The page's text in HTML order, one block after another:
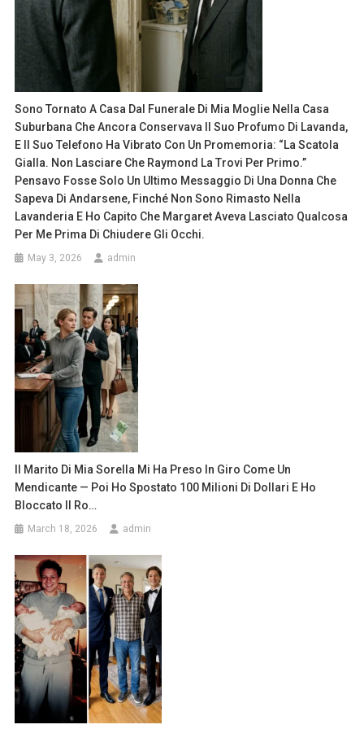
Sono Tornato A Casa Dal Funerale Di Mia Moglie Nella Casa
Suburbana Che Ancora Conservava Il Suo Profumo Di Lavanda,
E Il Suo Telefono Ha Vibrato Con Un Promemoria: “La Scatola
Gialla. Non Lasciare Che Raymond La Trovi Per Primo.”
Pensavo Fosse Solo Un Ultimo Messaggio Di Una Donna Che
Sapeva Di Andarsene, Finché Non Sono Rimasto Nella
Lavanderia E Ho Capito Che Margaret Aveva Lasciato Qualcosa
Per Me Prima Di Chiudere Gli Occhi.
May 3, 2026 admin
Il Marito Di Mia Sorella Mi Ha Preso In Giro Come Un
Mendicante — Poi Ho Spostato 100 Milioni Di Dollari E Ho
Bloccato Il Ro…
March 18, 2026 admin